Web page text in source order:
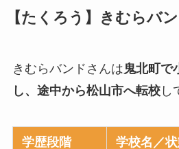
【たくろう】きむらバ
きむらバンドさんは鬼北町で
し、途中から松山市へ転校し
学歴段階
学校名／